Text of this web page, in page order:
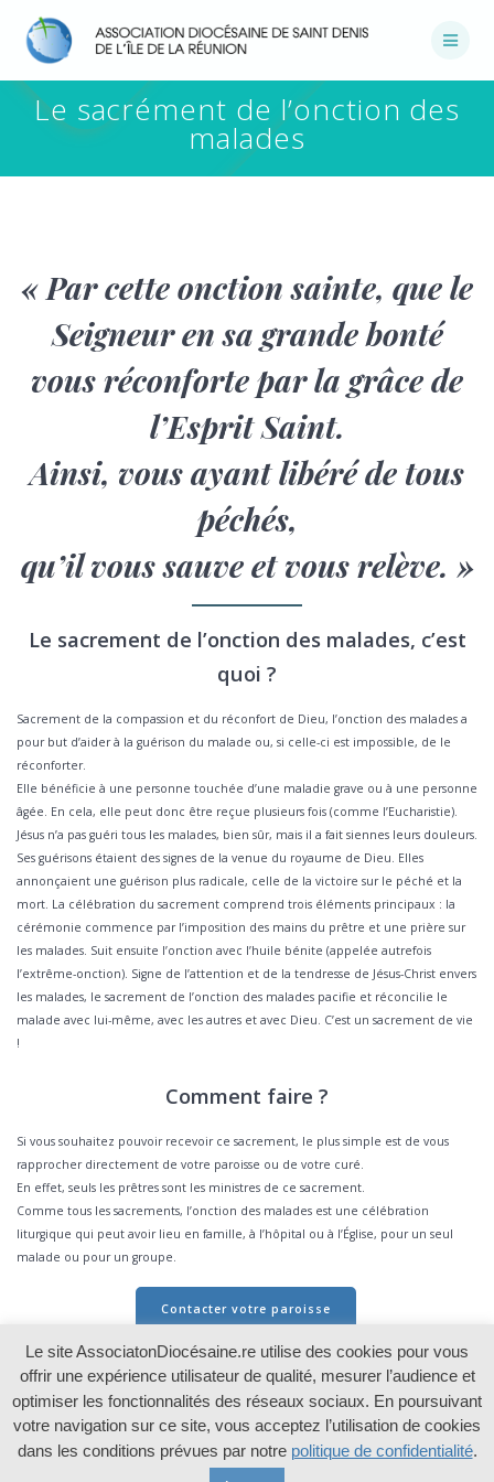
au
contenu
Le sacrément de l’onction des
malades
« Par cette onction sainte, que le
Seigneur en sa grande bonté
vous réconforte par la grâce de
l’Esprit Saint.
Ainsi, vous ayant libéré de tous
péchés,
qu’il vous sauve et vous relève. »
Le sacrement de l’onction des malades, c’est
quoi ?
Sacrement de la compassion et du réconfort de Dieu, l’onction des malades a
pour but d’aider à la guérison du malade ou, si celle-ci est impossible, de le
réconforter.
Elle bénéficie à une personne touchée d’une maladie grave ou à une personne
âgée. En cela, elle peut donc être reçue plusieurs fois (comme l’Eucharistie).
Jésus n’a pas guéri tous les malades, bien sûr, mais il a fait siennes leurs douleurs.
Ses guérisons étaient des signes de la venue du royaume de Dieu. Elles
annonçaient une guérison plus radicale, celle de la victoire sur le péché et la
mort. La célébration du sacrement comprend trois éléments principaux : la
cérémonie commence par l’imposition des mains du prêtre et une prière sur
les malades. Suit ensuite l’onction avec l’huile bénite (appelée autrefois
l’extrême-onction). Signe de l’attention et de la tendresse de Jésus-Christ envers
les malades, le sacrement de l’onction des malades pacifie et réconcilie le
malade avec lui-même, avec les autres et avec Dieu. C’est un sacrement de vie
!
Comment faire ?
Si vous souhaitez pouvoir recevoir ce sacrement, le plus simple est de vous
rapprocher directement de votre paroisse ou de votre curé.
En effet, seuls les prêtres sont les ministres de ce sacrement.
Comme tous les sacrements, l’onction des malades est une célébration
liturgique qui peut avoir lieu en famille, à l’hôpital ou à l’Église, pour un seul
malade ou pour un groupe.
Contacter votre paroisse
Le site AssociatonDiocésaine.re utilise des cookies pour vous
offrir une expérience utilisateur de qualité, mesurer l’audience et
optimiser les fonctionnalités des réseaux sociaux. En poursuivant
votre navigation sur ce site, vous acceptez l’utilisation de cookies
dans les conditions prévues par notre politique de confidentialité.